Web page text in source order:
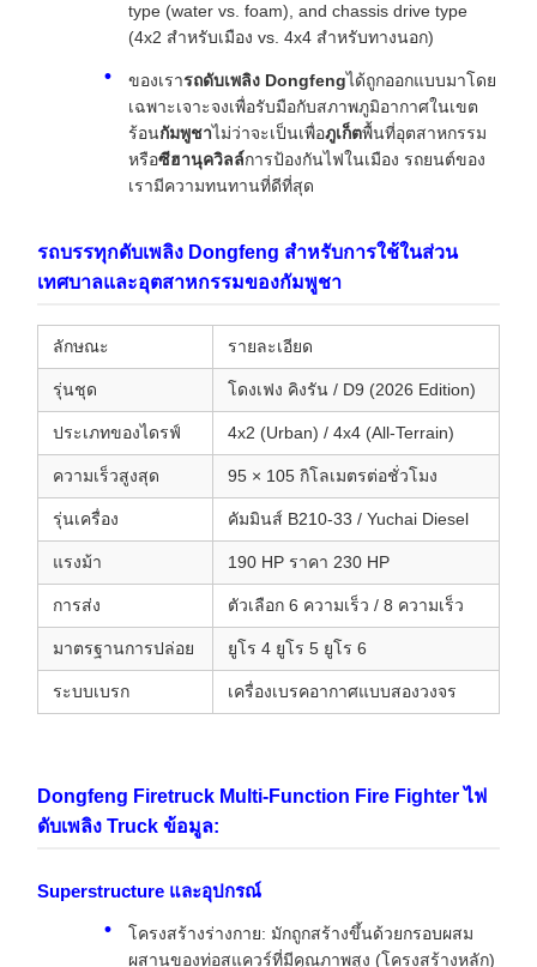
type (water vs. foam), and chassis drive type
(4x2 สําหรับเมือง vs. 4x4 สําหรับทางนอก)
ของเรารถดับเพลิง Dongfengได้ถูกออกแบบมาโดย
เฉพาะเจาะจงเพื่อรับมือกับสภาพภูมิอากาศในเขต
ร้อนกัมพูชาไม่ว่าจะเป็นเพื่อภูเก็ตพื้นที่อุตสาหกรรม
หรือซีฮานุควิลล์การป้องกันไฟในเมือง รถยนต์ของ
เรามีความทนทานที่ดีที่สุด
รถบรรทุกดับเพลิง Dongfeng สําหรับการใช้ในส่วน
เทศบาลและอุตสาหกรรมของกัมพูชา
ลักษณะ รายละเอียด
รุ่นชุด โดงเฟง คิงรัน / D9 (2026 Edition)
ประเภทของไดรฟ์ 4x2 (Urban) / 4x4 (All-Terrain)
ความเร็วสูงสุด 95 × 105 กิโลเมตรต่อชั่วโมง
รุ่นเครื่อง คัมมินส์ B210-33 / Yuchai Diesel
แรงม้า 190 HP ราคา 230 HP
การส่ง ตัวเลือก 6 ความเร็ว / 8 ความเร็ว
มาตรฐานการปล่อย ยูโร 4 ยูโร 5 ยูโร 6
ระบบเบรก เครื่องเบรคอากาศแบบสองวงจร
Dongfeng Firetruck Multi-Function Fire Fighter ไฟ
ดับเพลิง Truck ข้อมูล:
Superstructure และอุปกรณ์
โครงสร้างร่างกาย: มักถูกสร้างขึ้นด้วยกรอบผสม
ผสานของท่อสแควร์ที่มีคุณภาพสูง (โครงสร้างหลัก)